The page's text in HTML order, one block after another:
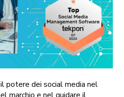
potere dei social media nel